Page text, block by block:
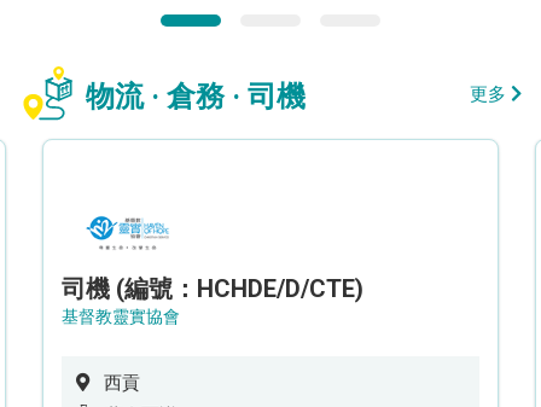
物流 · 倉務 · 司機 更多
司機 (編號：HCHDE/D/CTE)
基督教靈實協會
西貢